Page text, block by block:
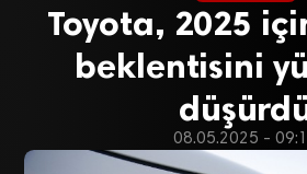
Toyota, 2025
beklentisini
08.05.2025 -